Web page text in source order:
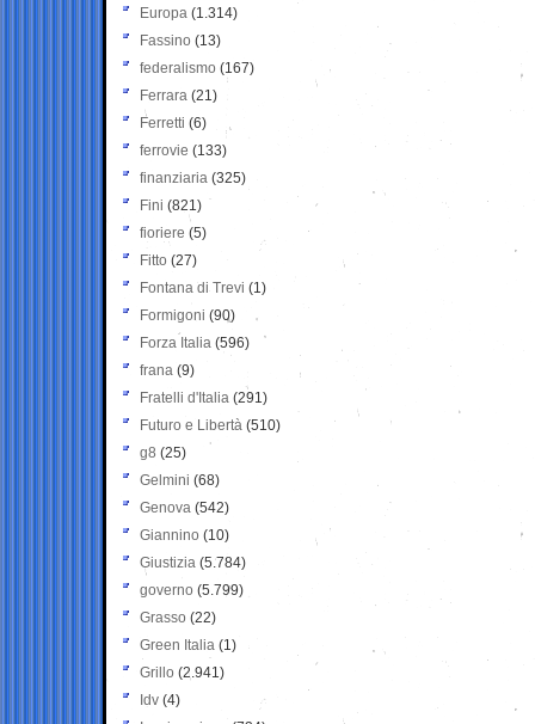
Europa (1.314)
Fassino (13)
federalismo (167)
Ferrara (21)
Ferretti (6)
ferrovie (133)
finanziaria (325)
Fini (821)
fioriere (5)
Fitto (27)
Fontana di Trevi (1)
Formigoni (90)
Forza Italia (596)
frana (9)
Fratelli d'Italia (291)
Futuro e Libertà (510)
g8 (25)
Gelmini (68)
Genova (542)
Giannino (10)
Giustizia (5.784)
governo (5.799)
Grasso (22)
Green Italia (1)
Grillo (2.941)
Idv (4)